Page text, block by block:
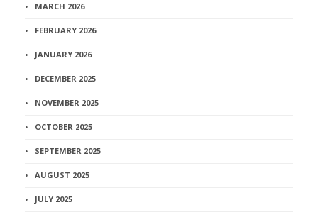
MARCH 2026
FEBRUARY 2026
JANUARY 2026
DECEMBER 2025
NOVEMBER 2025
OCTOBER 2025
SEPTEMBER 2025
AUGUST 2025
JULY 2025